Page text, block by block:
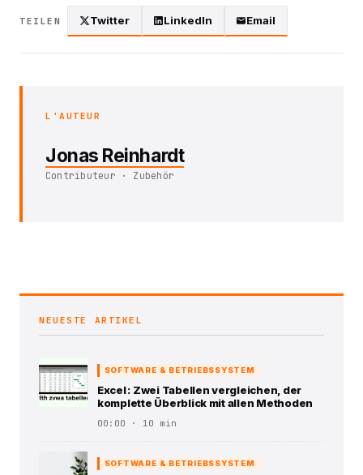
TEILEN Twitter LinkedIn Email
L'AUTEUR
Jonas Reinhardt
Contributeur · Zubehör
NEUESTE ARTIKEL
SOFTWARE & BETRIEBSSYSTEM
Excel : Zwei Tabellen vergleichen, der
komplette Überblick mit allen Methoden
00:00 · 10 min
SOFTWARE & BETRIEBSSYSTEM